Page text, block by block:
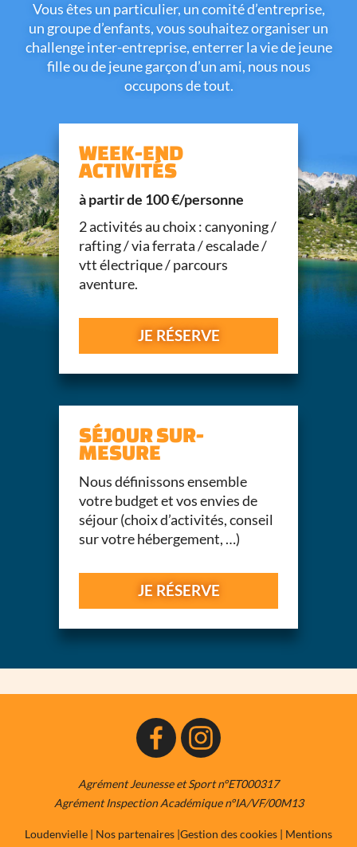
Vous êtes un particulier, un comité d’entreprise,
un groupe d’enfants, vous souhaitez organiser un
challenge inter-entreprise, enterrer la vie de jeune
fille ou de jeune garçon d’un ami, nous nous
occupons de tout.
WEEK-END
ACTIVITÉS
à partir de 100 €/personne
2 activités au choix : canyoning /
rafting / via ferrata / escalade /
vtt électrique / parcours
aventure.
JE RÉSERVE
SÉJOUR SUR-
MESURE
Nous définissons ensemble
votre budget et vos envies de
séjour (choix d’activités, conseil
sur votre hébergement, …)
JE RÉSERVE
Agrément Jeunesse et Sport n°ET000317
Agrément Inspection Académique n°IA/VF/00M13
Loudenvielle | Nos partenaires |Gestion des cookies | Mentions